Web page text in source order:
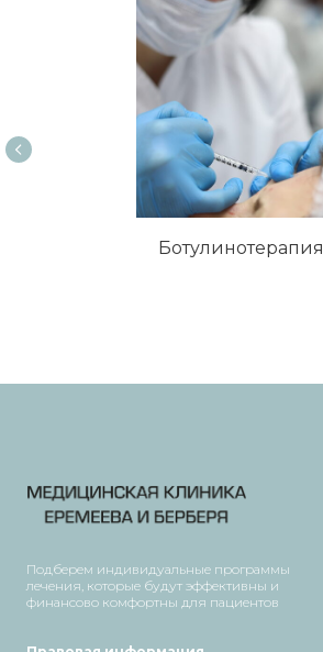
Ботулинотерапия
Подберем индивидуальные программы
лечения, которые будут эффективны и
финансово комфортны для пациентов